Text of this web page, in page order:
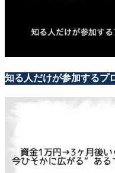
知る人だけが参加するプ